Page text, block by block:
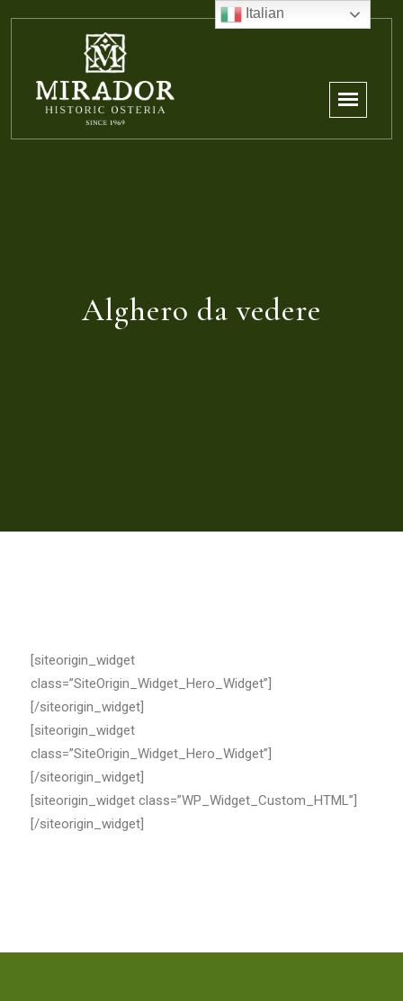
Alghero da vedere
[siteorigin_widget
class=”SiteOrigin_Widget_Hero_Widget”]
[/siteorigin_widget]
[siteorigin_widget
class=”SiteOrigin_Widget_Hero_Widget”]
[/siteorigin_widget]
[siteorigin_widget class=”WP_Widget_Custom_HTML”]
[/siteorigin_widget]
Italian